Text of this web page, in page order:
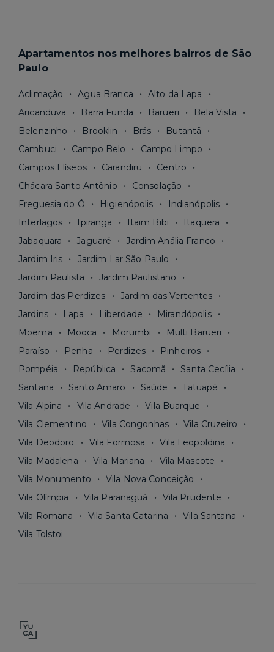
Apartamentos nos melhores bairros de São
Paulo
Aclimação Agua Branca
Alto da Lapa
Aricanduva
Barra Funda Barueri
Bela Vista
Belenzinho
Brooklin Brás
Butantã
Cambuci
Campo Belo
Campo Limpo
Campos Elíseos
Carandiru
Centro
Chácara Santo Antônio
Consolação
Freguesia do Ó
Higienópolis
Indianópolis
Interlagos
Ipiranga Itaim Bibi
Itaquera
Jabaquara
Jaguaré
Jardim Anália Franco
Jardim Iris
Jardim Lar São Paulo
Jardim Paulista
Jardim Paulistano
Jardim das Perdizes
Jardim das Vertentes
Jardins
Lapa Liberdade
Mirandópolis
Moema
Mooca Morumbi
Multi Barueri
Paraíso
Penha Perdizes
Pinheiros
Pompéia
República Sacomã
Santa Cecília
Santana
Santo Amaro Saúde
Tatuapé
Vila Alpina
Vila Andrade
Vila Buarque
Vila Clementino
Vila Congonhas
Vila Cruzeiro
Vila Deodoro
Vila Formosa
Vila Leopoldina
Vila Madalena
Vila Mariana
Vila Mascote
Vila Monumento
Vila Nova Conceição
Vila Olímpia
Vila Paranaguá
Vila Prudente
Vila Romana
Vila Santa Catarina
Vila Santana
Vila Tolstoi